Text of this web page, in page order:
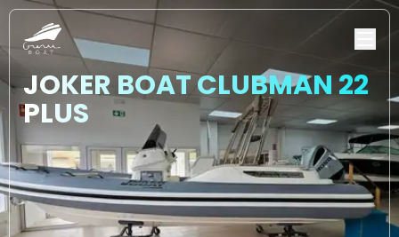
JOKER BOAT CLUBMAN 22
PLUS